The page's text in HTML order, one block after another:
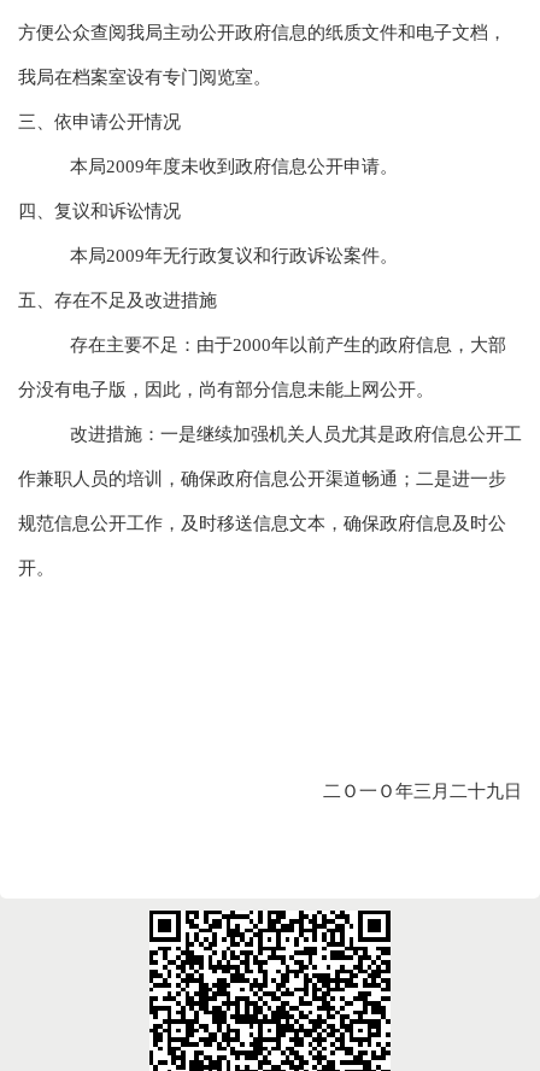
方便公众查阅我局主动公开政府信息的纸质文件和电子文档，
我局在档案室设有专门阅览室。
三、依申请公开情况
本局2009年度未收到政府信息公开申请。
四、复议和诉讼情况
本局2009年无行政复议和行政诉讼案件。
五、存在不足及改进措施
存在主要不足：由于2000年以前产生的政府信息，大部
分没有电子版，因此，尚有部分信息未能上网公开。
改进措施：一是继续加强机关人员尤其是政府信息公开工
作兼职人员的培训，确保政府信息公开渠道畅通；二是进一步
规范信息公开工作，及时移送信息文本，确保政府信息及时公
开。
二Ｏ一Ｏ年三月二十九日